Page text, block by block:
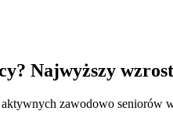
Najwyższy
zawodowo seniorów